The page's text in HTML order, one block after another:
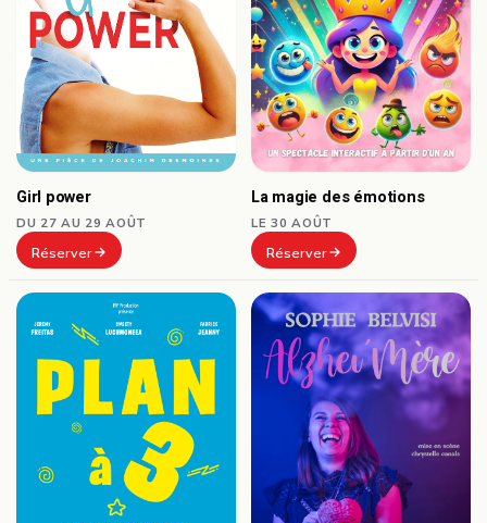
Girl power
DU 27 AU 29 AOÛT
Réserver
La magie des émotions
LE 30 AOÛT
Réserver